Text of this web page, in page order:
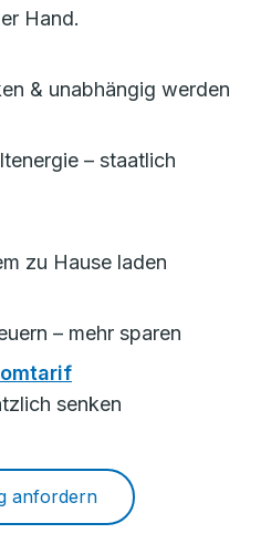
Hand.
& unabhängig werden
– staatlich
zu Hause laden
– mehr sparen
senken
anfordern